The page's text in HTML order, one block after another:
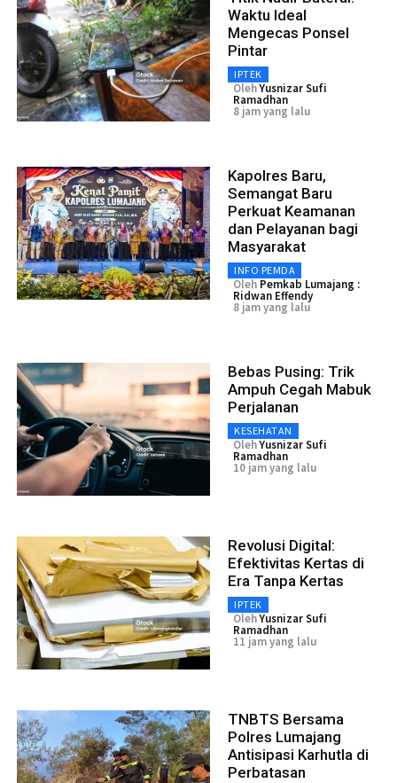
Waktu Ideal
Mengecas Ponsel
Pintar
IPTEK
OlehYusnizar Sufi
Ramadhan
8 jam yang lalu
Kapolres Baru,
Semangat Baru
Perkuat Keamanan
dan Pelayanan bagi
Masyarakat
INFO PEMDA
Oleh Pemkab Lumajang :
Ridwan Effendy
8 jam yang lalu
Bebas Pusing: Trik
Ampuh Cegah Mabuk
Perjalanan
KESEHATAN
OlehYusnizar Sufi
Ramadhan
10 jam yang lalu
Revolusi Digital:
Efektivitas Kertas di
Era Tanpa Kertas
IPTEK
OlehYusnizar Sufi
Ramadhan
11 jam yang lalu
TNBTS Bersama
Polres Lumajang
Antisipasi Karhutla di
Perbatasan